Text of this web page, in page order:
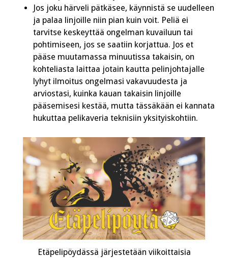
Jos joku härveli pätkäsee, käynnistä se uudelleen
ja palaa linjoille niin pian kuin voit. Peliä ei
tarvitse keskeyttää ongelman kuvailuun tai
pohtimiseen, jos se saatiin korjattua. Jos et
pääse muutamassa minuutissa takaisin, on
kohteliasta laittaa jotain kautta pelinjohtajalle
lyhyt ilmoitus ongelmasi vakavuudesta ja
arviostasi, kuinka kauan takaisin linjoille
pääsemisesi kestää, mutta tässäkään ei kannata
hukuttaa pelikaveria teknisiin yksityiskohtiin.
Etäpelipöydässä järjestetään viikoittaisia